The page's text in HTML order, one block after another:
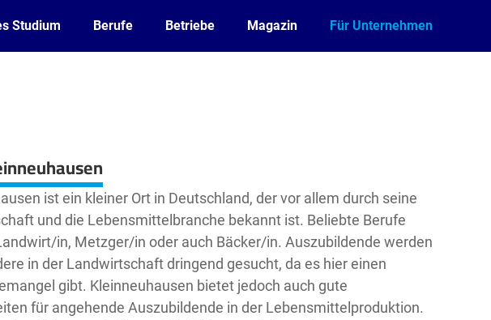
Studium Berufe Betriebe Magazin Für Unternehmen
ist ein kleiner Ort in Deutschland, der vor allem durch seine
und die Lebensmittelbranche bekannt ist. Beliebte Berufe
in, Metzger/in oder auch Bäcker/in. Auszubildende werden
in der Landwirtschaft dringend gesucht, da es hier einen
gibt. Kleinneuhausen bietet jedoch auch gute
für angehende Auszubildende in der Lebensmittelproduktion.